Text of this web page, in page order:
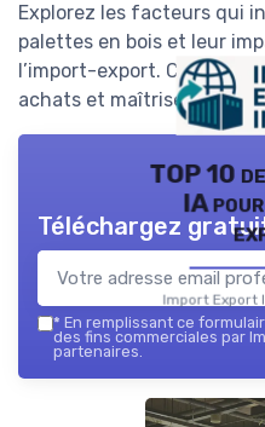
Explorez les facteurs qui
palettes en bois et leur
l’import-export. Conseils
achats et maîtriser vos
TOP 10
IA
Import Export
Téléchargez
* En remplissant ce
des fins commerciales par
partenaires.